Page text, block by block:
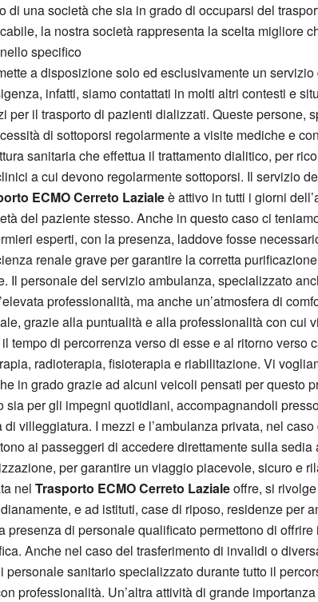
di una società che sia in grado di occuparsi del
la nostra società rappresenta la scelta migliore
specifico
a disposizione solo ed esclusivamente un servizio
infatti, siamo contattati in molti altri contesti e
per il trasporto di pazienti dializzati. Queste
di sottoporsi regolarmente a visite mediche e
sanitaria che effettua il trattamento dialitico, per
a cui devono regolarmente sottoporsi. Il servizio
ECMO Cerreto Lazialeè attivo in tutti i giorni
del paziente stesso. Anche in questo caso ci
esperti, con la presenza, laddove fosse
renale grave per garantire la corretta
Il personale del servizio ambulanza, specializzato
professionalità, ma anche un’atmosfera di
grazie alla puntualità e alla professionalità con cui
tempo di percorrenza verso di esse e al ritorno
radioterapia, fisioterapia e riabilitazione. Vi
in grado grazie ad alcuni veicoli pensati per questo
sia per gli impegni quotidiani, accompagnandoli
villeggiatura. I mezzi e l’ambulanza privata, nel
ai passeggeri di accedere direttamente sulla
per garantire un viaggio piacevole, sicuro e
nel Trasporto ECMO Cerreto Lazialeoffre, si
e ad istituti, case di riposo, residenze per
presenza di personale qualificato permettono di
Anche nel caso del trasferimento di invalidi o
personale sanitario specializzato durante tutto il
professionalità. Un’altra attività di grande